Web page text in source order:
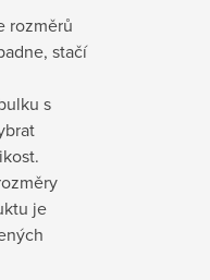
rozměrů
stačí
s
je